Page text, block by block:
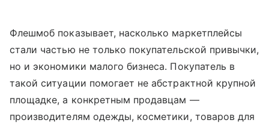
Флешмоб показывает, насколько маркетплейсы
стали частью не только покупательской привычки,
но и экономики малого бизнеса. Покупатель в
такой ситуации помогает не абстрактной крупной
площадке, а конкретным продавцам —
производителям одежды, косметики, товаров для